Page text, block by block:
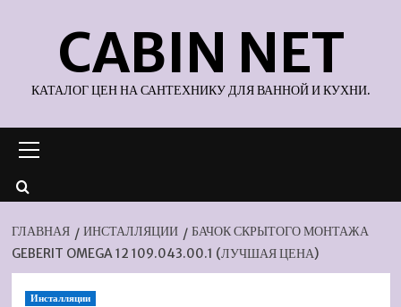
содержимомуCABIN NET
КАТАЛОГ ЦЕН НА САНТЕХНИКУ ДЛЯ ВАННОЙ И КУХНИ.
меню
ГЛАВНАЯ ИНСТАЛЛЯЦИИ
БАЧОК СКРЫТОГО МОНТАЖА
GEBERIT OMEGA 12 109.043.00.1 (ЛУЧШАЯ ЦЕНА)
Инсталляции